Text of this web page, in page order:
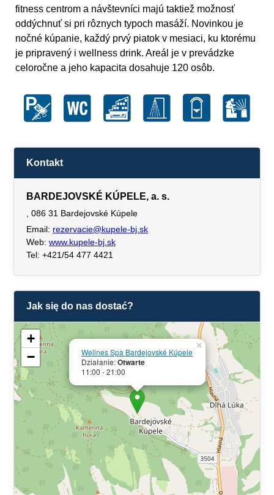
fitness centrom a návštevníci majú taktiež možnosť
oddýchnuť si pri rôznych typoch masáží. Novinkou je
nočné kúpanie, každý prvý piatok v mesiaci, ku ktorému
je pripravený i wellness drink. Areál je v prevádzke
celoročne a jeho kapacita dosahuje 120 osôb.
Kontakt
BARDEJOVSKÉ KÚPELE, a. s.
, 086 31 Bardejovské Kúpele
Email: rezervacie@kupele-bj.sk
Web: www.kupele-bj.sk
Tel: +421/54 477 4421
Jak się do nas dostać?
Wellnes Spa Bardejovské Kúpele
Działanie:Otwarte
11:00 - 21:00
×
+
−